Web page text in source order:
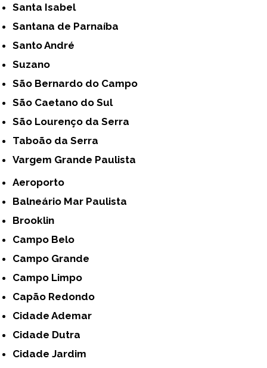
Santa Isabel
Santana de Parnaíba
Santo André
Suzano
São Bernardo do Campo
São Caetano do Sul
São Lourenço da Serra
Taboão da Serra
Vargem Grande Paulista
Aeroporto
Balneário Mar Paulista
Brooklin
Campo Belo
Campo Grande
Campo Limpo
Capão Redondo
Cidade Ademar
Cidade Dutra
Cidade Jardim